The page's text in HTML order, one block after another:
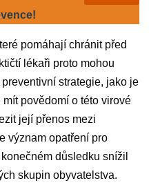
pomáhají chránit před
lékaři proto mohou
strategie, jako je
povědomí o této virové
její přenos mezi
význam opatření pro
důsledku snížil
skupin obyvatelstva.